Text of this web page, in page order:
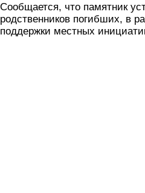
Сообщается, что памятник
родственников погибших, в
поддержки местных